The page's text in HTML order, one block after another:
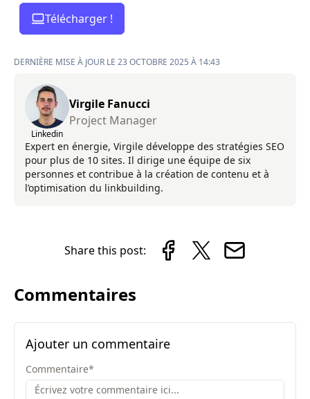
Télécharger !
DERNIÈRE MISE À JOUR LE 23 OCTOBRE 2025 À 14:43
Linkedin
Virgile Fanucci
Project Manager
Expert en énergie, Virgile développe des stratégies SEO
pour plus de 10 sites. Il dirige une équipe de six
personnes et contribue à la création de contenu et à
l’optimisation du linkbuilding.
Share this post:
Commentaires
Ajouter un commentaire
Commentaire*